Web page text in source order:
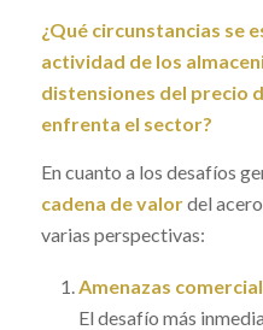
¿Qué circunstancias se
actividad de los
distensiones del precio
enfrenta el sector?
En cuanto a los desafíos
cadena de valordel
varias perspectivas:
Amenazas
El desafío más